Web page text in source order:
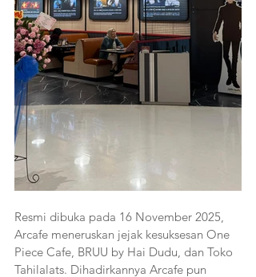
Resmi dibuka pada 16 November 2025,
Arcafe meneruskan jejak kesuksesan One
Piece Cafe, BRUU by Hai Dudu, dan Toko
Tahilalats. Dihadirkannya Arcafe pun